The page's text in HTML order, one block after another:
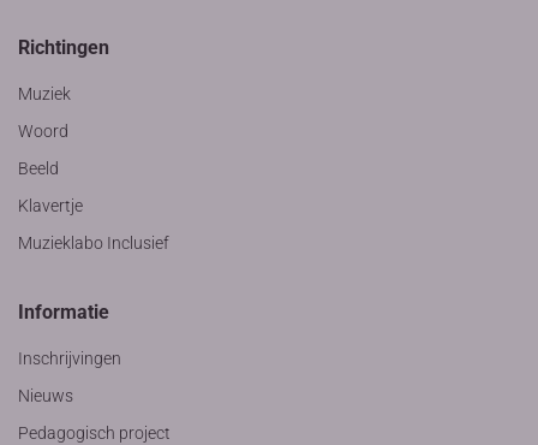
Richtingen
Muziek
Woord
Beeld
Klavertje
Muzieklabo Inclusief
Informatie
Inschrijvingen
Nieuws
Pedagogisch project